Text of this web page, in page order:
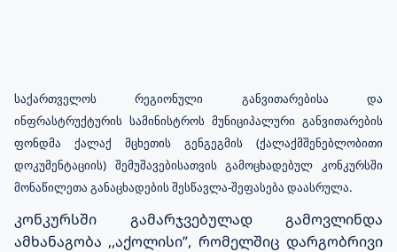
საქართველოს რეგიონული განვითარებისა
და
ინფრასტრუქტურის სამინისტროს მუნიციპალური განვითარების
ფონდმა
ქალაქ მცხეთის გენგეგმის (ქალაქმშენებლობითი
დოკუმენტაციის) შემუშავებისათვის გამოცხადებულ
კონკურსში
მონაწილეთა განაცხადების შესწავლა-შეფასება დაასრულა.
კონკურსში გამარჯვებულად
გამოვლინდა
ამხანაგობა ,,აქოლისი”, რომელშიც დარგობრივი